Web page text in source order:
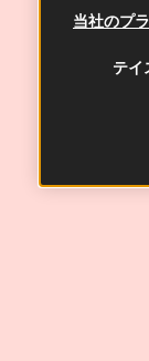
当社のプ
テイ